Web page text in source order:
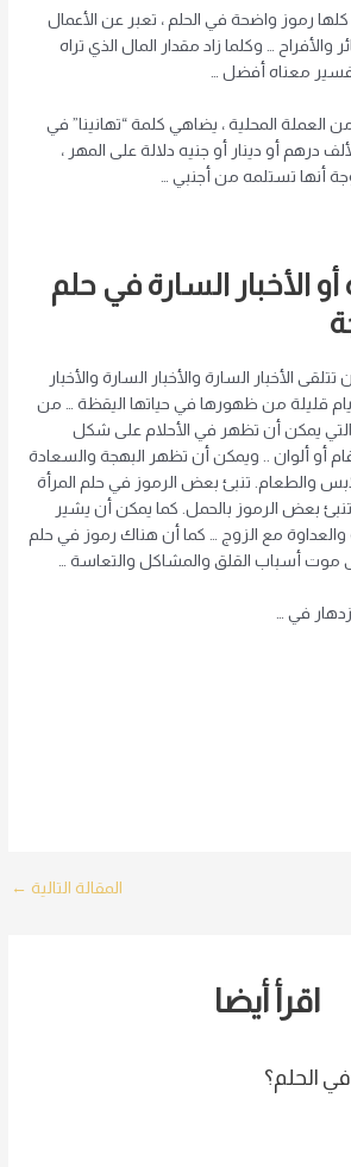
رموز واضحة في الحلم ، تعبر عن الأعمال
والأفراح … وكلما زاد مقدار المال الذي تراه
معناه أفضل …
العملة المحلية ، يضاهي كلمة “تهانينا” في
درهم أو دينار أو جنيه دلالة على المهر ،
أنها تستلمه من أجنبي …
أو الأخبار السارة في حلم
الأخبار السارة والأخبار السارة والأخبار
قليلة من ظهورها في حياتها اليقظة … من
التي يمكن أن تظهر في الأحلام على شكل
أو ألوان .. ويمكن أن تظهر البهجة والسعادة
والطعام. تنبئ بعض الرموز في حلم المرأة
تنبئ بعض الرموز بالحمل. كما يمكن أن يشير
والعداوة مع الزوج … كما أن هناك رموز في حلم
موت أسباب القلق والمشاكل والتعاسة …
في …
المقالة التالية ←
اقرأ أيضا
في الحلم؟